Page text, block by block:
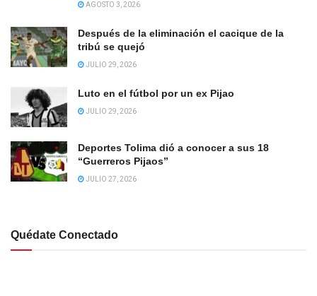
AGOSTO 3, 2026
Después de la eliminación el cacique de la
tribú se quejó
JULIO 29, 2026
Luto en el fútbol por un ex Pijao
JULIO 29, 2026
Deportes Tolima dió a conocer a sus 18
“Guerreros Pijaos”
JULIO 27, 2026
Quédate Conectado